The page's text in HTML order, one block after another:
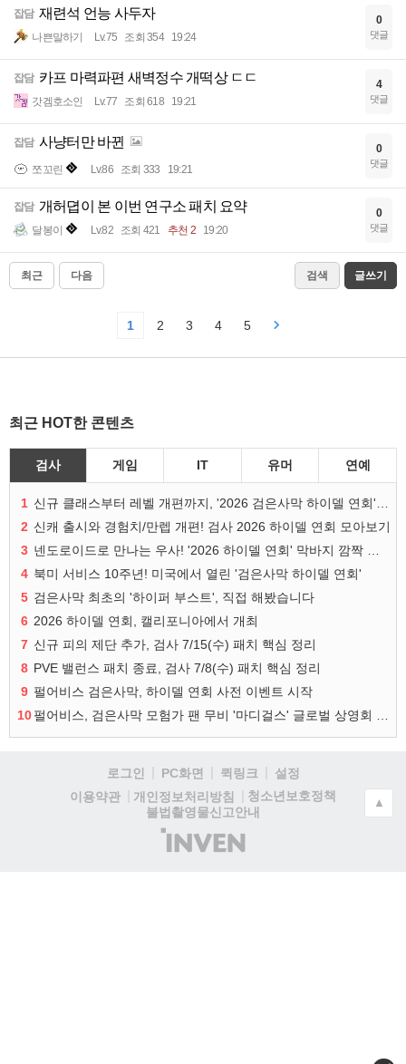
잡담 재련석 언능 사두자
나쁜말하기 Lv.75 조회 354 19:24
0
댓글
잡담 카프 마력파편 새벽정수 개떡상 ㄷㄷ
갓겜호소인 Lv.77 조회 618 19:21
4
댓글
잡담 사냥터만 바뀐
쪼꼬린 Lv.86 조회 333 19:21
0
댓글
잡담 개허뎝이 본 이번 연구소 패치 요약
달봉이 Lv.82 조회 421 추천 2 19:20
0
댓글
최근 다음 검색 글쓰기
1 2 3 4 5
최근 HOT한 콘텐츠
검사 게임 IT 유머 연예
1
2 신캐 출시와 경험치/만렙 개편! 검사 2026 하이델 연회 모아보기
3
4 북미 서비스 10주년! 미국에서 열린 '검은사막 하이델 연회'
5 검은사막 최초의 '하이퍼 부스트', 직접 해봤습니다
6 2026 하이델 연회, 캘리포니아에서 개최
7 신규 피의 제단 추가, 검사 7/15(수) 패치 핵심 정리
8 PVE 밸런스 패치 종료, 검사 7/8(수) 패치 핵심 정리
9 펄어비스 검은사막, 하이델 연회 사전 이벤트 시작
10
로그인 PC화면 퀵링크
설정
이용약관
개인정보처리방침
청소년보호정책
불법촬영물신고안내
(주)
인
▲